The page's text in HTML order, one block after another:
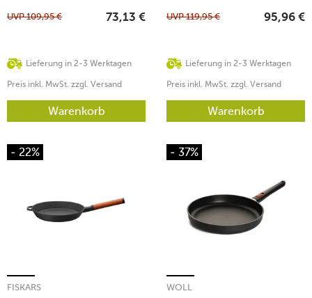
Lieferung in 2-3 Werktagen
UVP109,95 € 73,13 €
Preis inkl. MwSt. zzgl. Versand
Warenkorb
Lieferung in 2-3 Werktagen
UVP119,95 € 95,96 €
Preis inkl. MwSt. zzgl. Versand
Warenkorb
- 22%
FISKARS
- 37%
WOLL